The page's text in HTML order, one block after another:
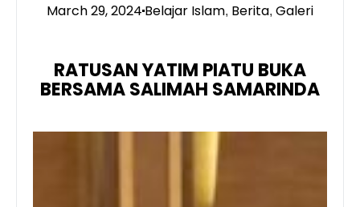
March 29, 2024 Belajar Islam, Berita, Galeri
RATUSAN YATIM PIATU BUKA
BERSAMA SALIMAH SAMARINDA